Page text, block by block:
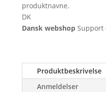
produktnavne.
DK
Dansk webshop Support
Produktbeskrivelse
Anmeldelser